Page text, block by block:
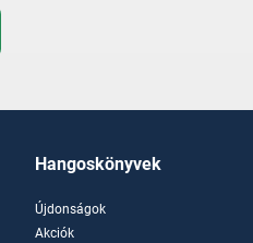
Hangoskönyvek
Újdonságok
Akciók